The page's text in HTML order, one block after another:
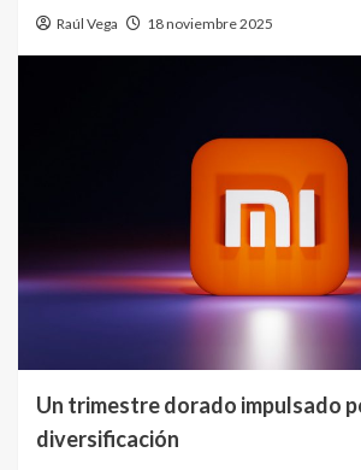
Raúl Vega 18 noviembre 2025
Un trimestre dorado impulsado
diversificación